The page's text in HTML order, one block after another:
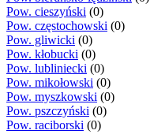
Pow. cieszyński (0)
Pow. częstochowski (0)
Pow. gliwicki (0)
Pow. kłobucki (0)
Pow. lubliniecki (0)
Pow. mikołowski (0)
Pow. myszkowski (0)
Pow. pszczyński (0)
Pow. raciborski (0)